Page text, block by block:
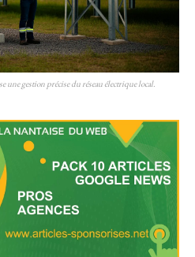
une gestion précise du réseau électrique local.